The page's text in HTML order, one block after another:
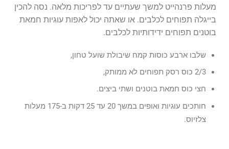
מעלות פרנהייט למשך שעתיים עד לפריכות מלאה. נסה להכין
בייגלה תפוחים לכלבים. או שאתה יכול לאפות עוגיות חמאת
בוטנים תפוחים ידידותיות לכלבים.
שלבו ארבע כוסות קמח שיבולת שועל טחון,
2/3 כוס רסק תפוחים לא ממותק,
חצי כוס חמאת בוטנים ושתי ביצים.
חותכים עוגיות ואופים במשך 20 עד 25 דקות ב-175 מעלות
צלזיוס.